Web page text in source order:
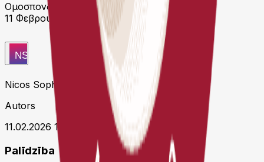
Ομοσπονδία Αντισφαιρίσεως Κύπρου
11 Φεβρουαρίου 2026
Nicos Sophiopoulos
Autors
11.02.2026 15:33 UTC
Palīdzība